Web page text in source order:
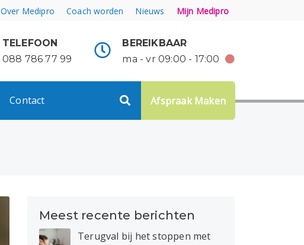
Over Medipro Coach worden Nieuws Mijn Medipro
TELEFOON
088 786 77 99
BEREIKBAAR
ma - vr 09:00 - 17:00
Contact Afspraak Maken
Meest recente berichten
Terugval bij het stoppen met